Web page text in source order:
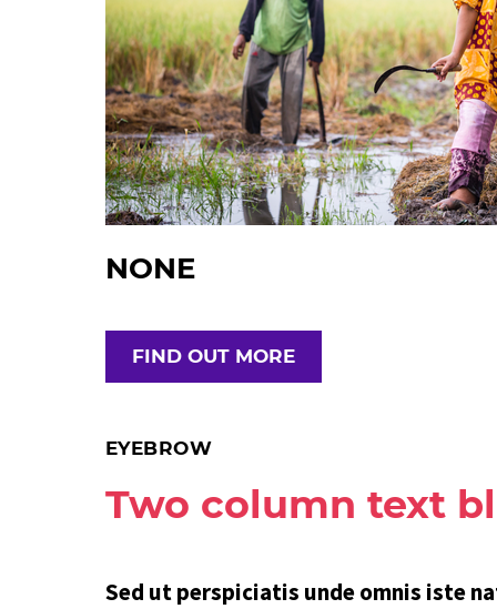
NONE
FIND OUT MORE
EYEBROW
Two column text
Sed ut perspiciatis unde omnis iste